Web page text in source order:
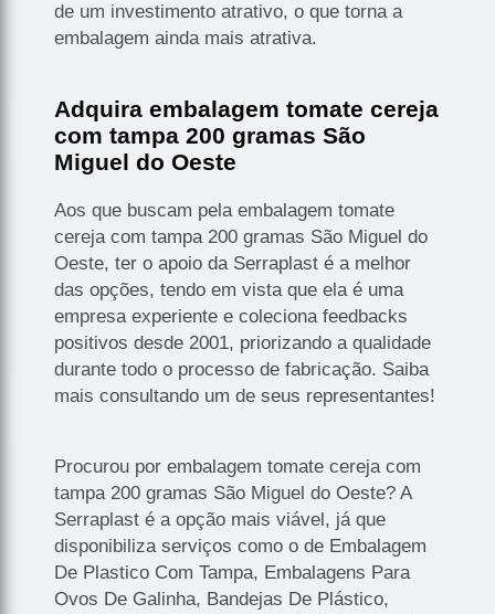
de um investimento atrativo, o que torna a
embalagem ainda mais atrativa.
Adquira embalagem tomate cereja
com tampa 200 gramas São
Miguel do Oeste
Aos que buscam pela embalagem tomate
cereja com tampa 200 gramas São Miguel do
Oeste, ter o apoio da Serraplast é a melhor
das opções, tendo em vista que ela é uma
empresa experiente e coleciona feedbacks
positivos desde 2001, priorizando a qualidade
durante todo o processo de fabricação. Saiba
mais consultando um de seus representantes!
Procurou por embalagem tomate cereja com
tampa 200 gramas São Miguel do Oeste? A
Serraplast é a opção mais viável, já que
disponibiliza serviços como o de Embalagem
De Plastico Com Tampa, Embalagens Para
Ovos De Galinha, Bandejas De Plástico,